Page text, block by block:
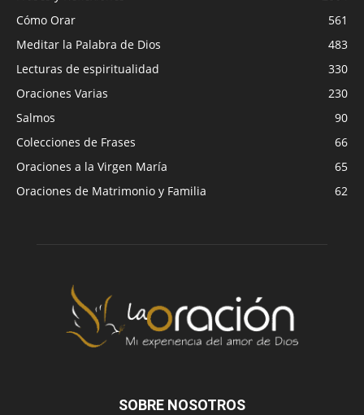
Cómo Orar
561
Meditar la Palabra de Dios
483
Lecturas de espiritualidad
330
Oraciones Varias
230
Salmos
90
Colecciones de Frases
66
Oraciones a la Virgen María
65
Oraciones de Matrimonio y Familia
62
SOBRE NOSOTROS